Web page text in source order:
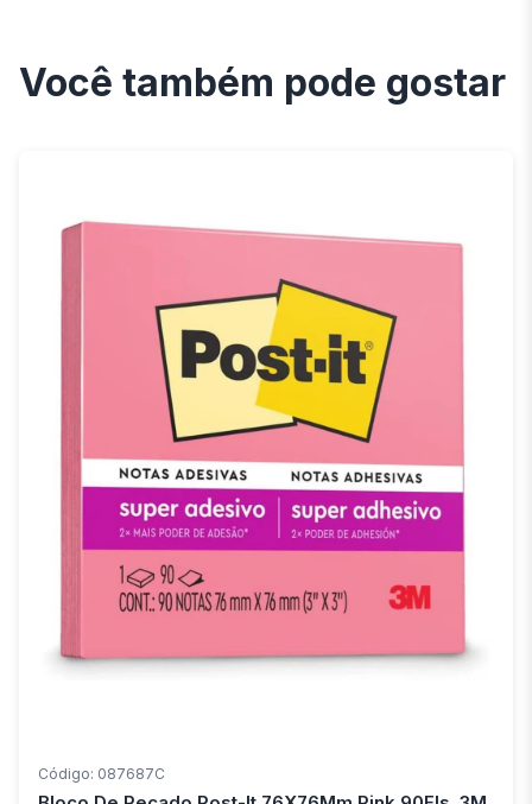
Você também pode gostar
Código: 087687C